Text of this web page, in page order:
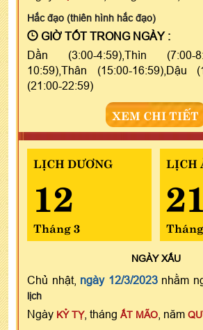
Hắc đạo (thiên hình hắc đạo)
GIỜ TỐT TRONG NGÀY :
Dần (3:00-4:59),Thìn (7:00-
10:59),Thân (15:00-16:59),Dậu
(21:00-22:59)
XEM CHI TIẾT
LỊCH DƯƠNG
12
Tháng 3
LỊCH
21
NGÀYXẤU
Chủ nhật, ngày 12/3/2023nhằm
lịch
Ngày KỶ TỴ, tháng ẤT MÃO , năm